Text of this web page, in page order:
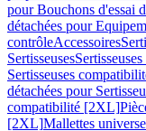
pour Bouchons d'essai
détachées pour
contrôleAccessoires
Sertisseuses
Sertisseuses
détachées pour
compatibilité [2XL]
[2XL]Mallettes